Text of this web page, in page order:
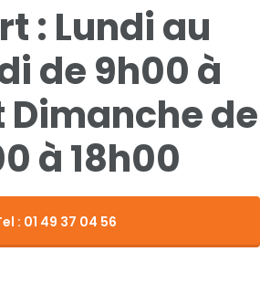
: Lundi au
de 9h00 à
Dimanche de
à 18h00
: 01 49 37 04 56